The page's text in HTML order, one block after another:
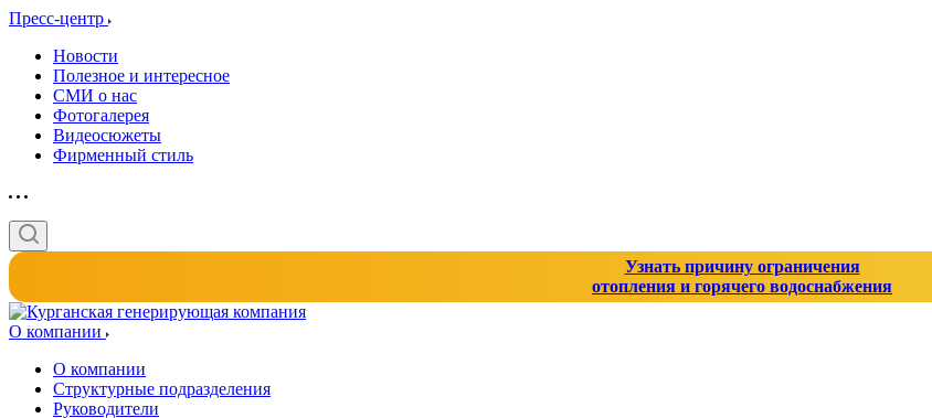
Пресс-центр
Новости
Полезное и интересное
СМИ о нас
Фотогалерея
Видеосюжеты
Фирменный стиль
Узнать причину ограничения
отопления и горячего водоснабжения
О компании
О компании
Структурные подразделения
Руководители